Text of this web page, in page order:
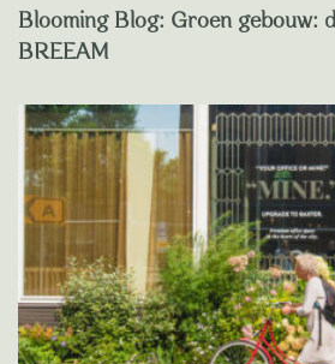
Blooming Blog: Groen gebouw:
BREEAM